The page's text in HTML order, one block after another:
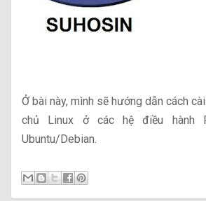
Ở bài này, mình sẽ hướng dẫn cách
chủ Linux ở các hệ điều hành
Ubuntu/Debian.